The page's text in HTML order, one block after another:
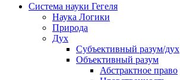
Система науки Гегеля
Наука Логики
Природа
Дух
Субъективный разум/дух
Объективный разум
Абстрактное право